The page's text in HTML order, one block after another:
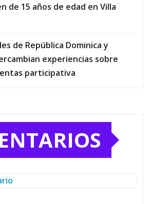
de 15 años de edad en Villa
de República Dominica y
experiencias sobre
participativa